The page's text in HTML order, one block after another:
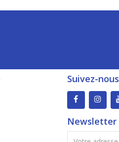
Suivez-nous
Newsletter